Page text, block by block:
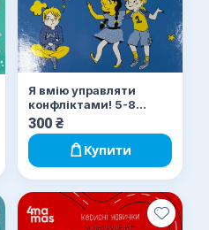
Я вмію управляти
конфліктами! 5-8
років. Книжка з
наліпками
300 ₴
Купити